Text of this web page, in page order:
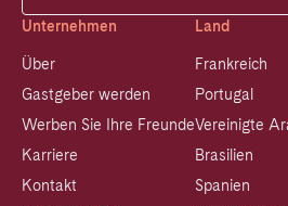
Unternehmen
Über
Gastgeber werden
Werben Sie Ihre Freunde
Karriere
Kontakt
Land
Frankreich
Portugal
Vereinigte
Brasilien
Spanien